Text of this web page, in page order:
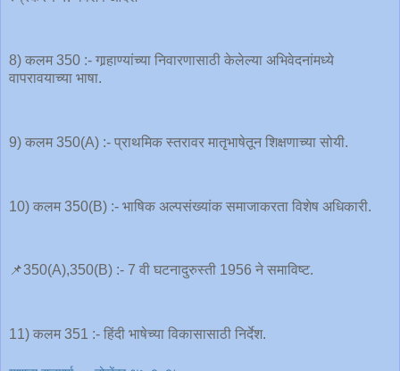
8) कलम 350 :- गार्‍हाण्यांच्या निवारणासाठी केलेल्या अभिवेदनांमध्ये
वापरावयाच्या भाषा.
9) कलम 350(A) :- प्राथमिक स्तरावर मातृभाषेतून शिक्षणाच्या सोयी.
10) कलम 350(B) :- भाषिक अल्पसंख्यांक समाजाकरता विशेष अधिकारी.
📌350(A),350(B) :- 7 वी घटनादुरुस्ती 1956 ने समाविष्ट.
11) कलम 351 :- हिंदी भाषेच्या विकासासाठी निर्देश.